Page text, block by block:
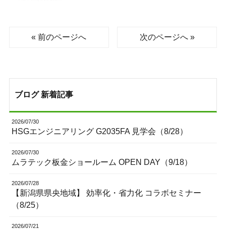
« 前のページへ 次のページへ »
ブログ 新着記事
2026/07/30
HSGエンジニアリング G2035FA 見学会（8/28）
2026/07/30
ムラテック板金ショールーム OPEN DAY（9/18）
2026/07/28
【新潟県県央地域】 効率化・省力化 コラボセミナー
（8/25）
2026/07/21